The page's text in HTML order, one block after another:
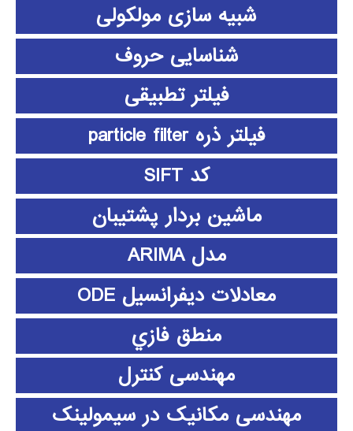
شبیه سازی مولکولی
شناسایی حروف
فیلتر تطبیقی
فیلتر ذره particle filter
کد SIFT
ماشین بردار پشتیبان
مدل ARIMA
معادلات دیفرانسیل ODE
منطق فازي
مهندسی کنترل
مهندسی مکانیک در سیمولینک